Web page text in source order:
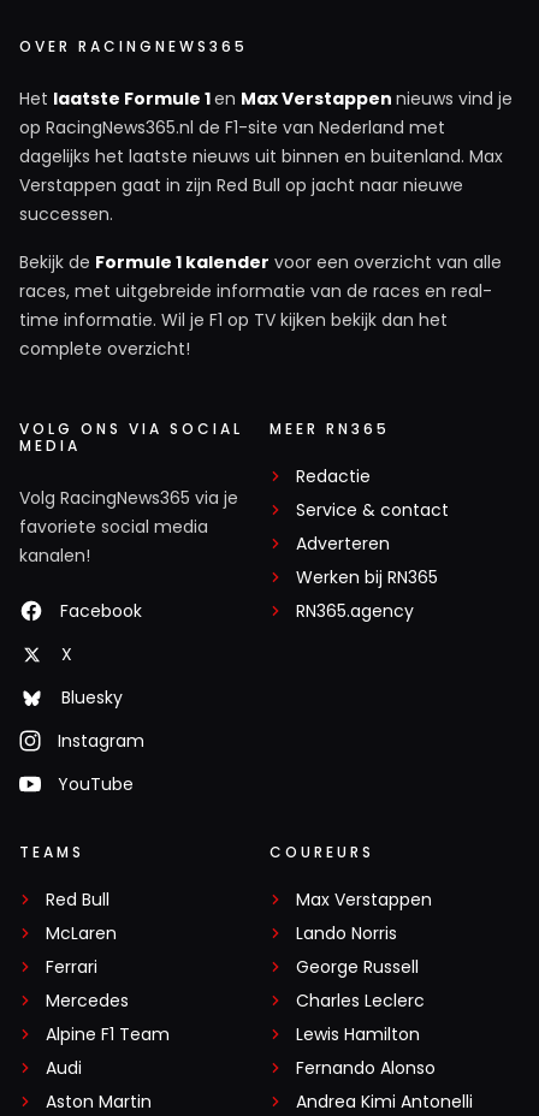
Simracer
Nou Herbert, zeg het maar.
3 november 2024 18:29
Herbert is nog een excuus aan het verzinnen hoe ze
start.
3 november 2024 18:34
En na zijn zwaai buiten de baan illegaal 3 posities
minder verloor, hij stak nogal een eindje af.
Ed Oort Van
Norris krijg gewoon 10 sec aan zijn broek en die
RaceMarc
3 november 2024 18:29
Die Alpines dubbel podium heeft niemand zien
aankomen denk ik. Waren het hele jaar nergens
Chebaisit
3 november 2024 18:05
die Engelsen van Sky een knal voor de kop krijgen.
OVER RACINGNEWS365
Het laatste Formule 1en Max Verstappen nieuws vind je
op RacingNews365.nl de F1-site van Nederland met
dagelijks het laatste nieuws uit binnen en buitenland. Max
Verstappen gaat in zijn Red Bull op jacht naar nieuwe
successen.
Bekijk de Formule 1 kalender voor een overzicht van alle
races, met uitgebreide informatie van de races en real-
time informatie. Wil je F1 op TV kijken bekijk dan het
complete overzicht!
VOLG ONS VIA SOCIAL
MEDIA
Volg RacingNews365 via je
favoriete social media
kanalen!
Facebook
X
Bluesky
Instagram
YouTube
MEER RN365
Redactie
Service & contact
Adverteren
Werken bij RN365
RN365.agency
TEAMS
Red Bull
McLaren
Ferrari
Mercedes
Alpine F1 Team
Audi
Aston Martin
COUREURS
Max Verstappen
Lando Norris
George Russell
Charles Leclerc
Lewis Hamilton
Fernando Alonso
Andrea Kimi Antonelli